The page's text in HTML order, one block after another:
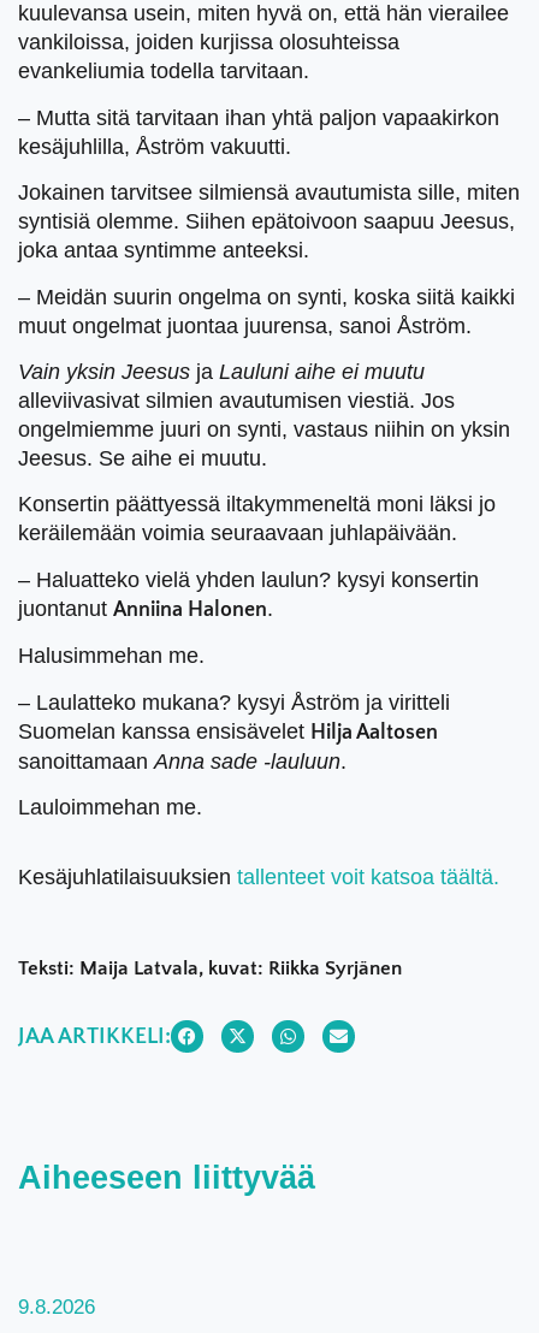
kuulevansa usein, miten hyvä on, että hän vierailee
vankiloissa, joiden kurjissa olosuhteissa
evankeliumia todella tarvitaan.
– Mutta sitä tarvitaan ihan yhtä paljon vapaakirkon
kesäjuhlilla, Åström vakuutti.
Jokainen tarvitsee silmiensä avautumista sille, miten
syntisiä olemme. Siihen epätoivoon saapuu Jeesus,
joka antaa syntimme anteeksi.
– Meidän suurin ongelma on synti, koska siitä kaikki
muut ongelmat juontaa juurensa, sanoi Åström.
Vain yksin Jeesus ja Lauluni aihe ei muutu
alleviivasivat silmien avautumisen viestiä. Jos
ongelmiemme juuri on synti, vastaus niihin on yksin
Jeesus. Se aihe ei muutu.
Konsertin päättyessä iltakymmeneltä moni läksi jo
keräilemään voimia seuraavaan juhlapäivään.
– Haluatteko vielä yhden laulun? kysyi konsertin
juontanut Anniina Halonen.
Halusimmehan me.
– Laulatteko mukana? kysyi Åström ja viritteli
Suomelan kanssa ensisävelet Hilja Aaltosen
sanoittamaan Anna sade -lauluun.
Lauloimmehan me.
Kesäjuhlatilaisuuksien tallenteet voit katsoa täältä.
Teksti: Maija Latvala, kuvat: Riikka Syrjänen
JAA ARTIKKELI:
Aiheeseen liittyvää
9.8.2026